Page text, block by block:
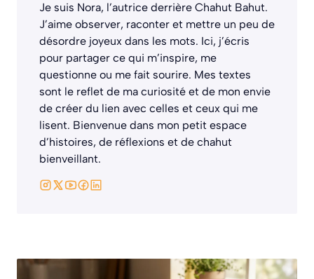
Je suis Nora, l’autrice derrière Chahut Bahut.
J’aime observer, raconter et mettre un peu de
désordre joyeux dans les mots. Ici, j’écris
pour partager ce qui m’inspire, me
questionne ou me fait sourire. Mes textes
sont le reflet de ma curiosité et de mon envie
de créer du lien avec celles et ceux qui me
lisent. Bienvenue dans mon petit espace
d’histoires, de réflexions et de chahut
bienveillant.